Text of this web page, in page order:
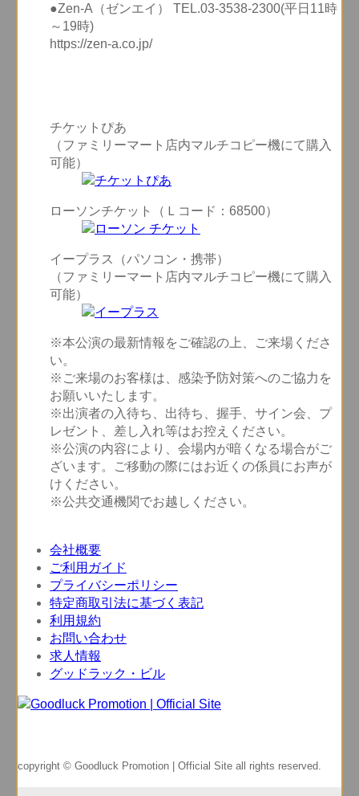
●Zen-A（ゼンエイ） TEL.03-3538-2300(平日11時
～19時)
https://zen-a.co.jp/
チケットぴあ
（ファミリーマート店内マルチコピー機にて購入
可能）
ローソンチケット（Ｌコード：68500）
イープラス（パソコン・携帯）
（ファミリーマート店内マルチコピー機にて購入
可能）
※本公演の最新情報をご確認の上、ご来場くださ
い。
※ご来場のお客様は、感染予防対策へのご協力を
お願いいたします。
※出演者の入待ち、出待ち、握手、サイン会、プ
レゼント、差し入れ等はお控えください。
※公演の内容により、会場内が暗くなる場合がご
ざいます。ご移動の際にはお近くの係員にお声が
けください。
※公共交通機関でお越しください。
会社概要
ご利用ガイド
プライバシーポリシー
特定商取引法に基づく表記
利用規約
お問い合わせ
求人情報
グッドラック・ビル
copyright © Goodluck Promotion | Official Site all rights reserved.